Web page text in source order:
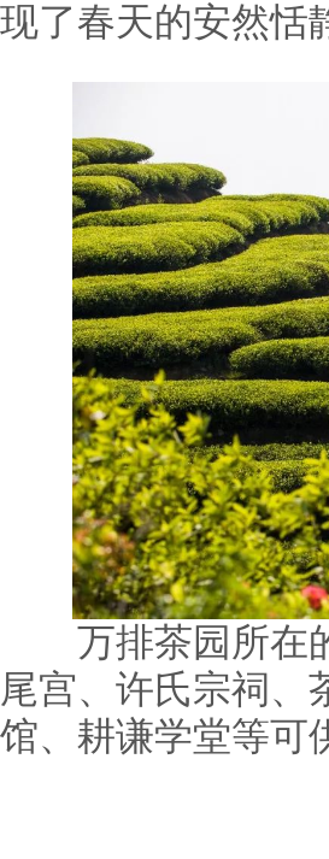
现了春天的安然恬
万排茶园所在的
尾宫、许氏宗祠、
馆、耕谦学堂等可